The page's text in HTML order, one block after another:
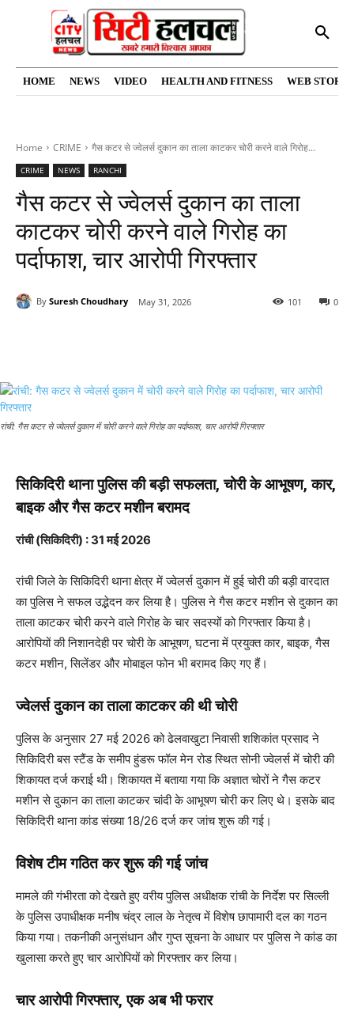
HOME NEWS VIDEO HEALTH AND FITNESS WEB
Home CRIME गैस कटर से ज्वेलर्स दुकान का ताला काटकर चोरी करने वाले गिरोह...
CRIME NEWS RANCHI
गैस कटर से ज्वेलर्स दुकान का ताला
काटकर चोरी करने वाले गिरोह का
पर्दाफाश, चार आरोपी गिरफ्तार
By Suresh Choudhary May 31, 2026 0
101
रांची: गैस कटर से ज्वेलर्स दुकान में चोरी करने वाले गिरोह का पर्दाफाश, चार आरोपी गिरफ्तार
सिकिदिरी थाना पुलिस की बड़ी सफलता, चोरी के आभूषण, कार,
बाइक और गैस कटर मशीन बरामद
रांची (सिकिदिरी) : 31 मई 2026
रांची जिले के सिकिदिरी थाना क्षेत्र में ज्वेलर्स दुकान में हुई चोरी की बड़ी वारदात
का पुलिस ने सफल उद्भेदन कर लिया है। पुलिस ने गैस कटर मशीन से दुकान का
ताला काटकर चोरी करने वाले गिरोह के चार सदस्यों को गिरफ्तार किया है।
आरोपियों की निशानदेही पर चोरी के आभूषण, घटना में प्रयुक्त कार, बाइक, गैस
कटर मशीन, सिलेंडर और मोबाइल फोन भी बरामद किए गए हैं।
ज्वेलर्स दुकान का ताला काटकर की थी चोरी
पुलिस के अनुसार 27 मई 2026 को ढेलवाखुटा निवासी शशिकांत प्रसाद ने
सिकिदिरी बस स्टैंड के समीप हुंडरू फॉल मेन रोड स्थित सोनी ज्वेलर्स में चोरी की
शिकायत दर्ज कराई थी। शिकायत में बताया गया कि अज्ञात चोरों ने गैस कटर
मशीन से दुकान का ताला काटकर चांदी के आभूषण चोरी कर लिए थे। इसके बाद
सिकिदिरी थाना कांड संख्या 18/26 दर्ज कर जांच शुरू की गई।
विशेष टीम गठित कर शुरू की गई जांच
मामले की गंभीरता को देखते हुए वरीय पुलिस अधीक्षक रांची के निर्देश पर सिल्ली
के पुलिस उपाधीक्षक मनीष चंद्र लाल के नेतृत्व में विशेष छापामारी दल का गठन
किया गया। तकनीकी अनुसंधान और गुप्त सूचना के आधार पर पुलिस ने कांड का
खुलासा करते हुए चार आरोपियों को गिरफ्तार कर लिया।
चार आरोपी गिरफ्तार, एक अब भी फरार